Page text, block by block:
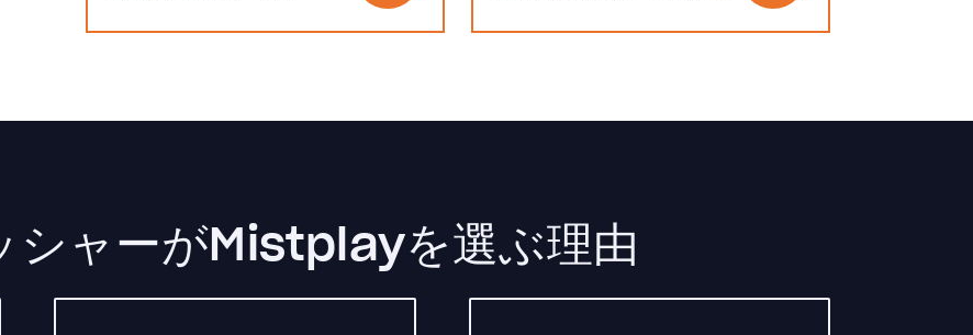
シャーがMistplayを選ぶ理由